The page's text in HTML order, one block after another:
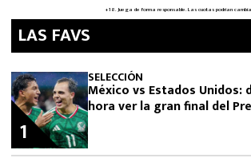
LAS FAVS
SELECCIÓN
México vs Estados Unidos:
hora ver la gran final del
1